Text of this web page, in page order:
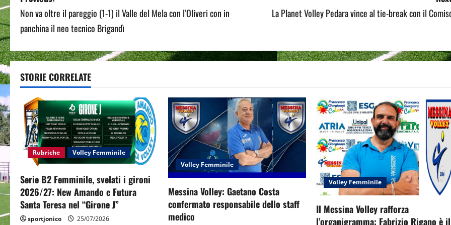
o
t
n
a
v
i
a
t
Non va oltre il pareggio (1-1) il Valle del Mela con l’Oliveri con in
panchina il neo tecnico Brigandì
La Planet Volley Pedara vince al tie-break con il
STORIE CORRELATE
Rubriche Volley Femminile
Serie B2 Femminile, svelati i gironi
2026/27: New Amando e Futura
Santa Teresa nel “Girone J”
sportjonico 25/07/2026
Volley Femminile
Messina Volley: Gaetano Costa
confermato responsabile dello staff
medico
Volley Femminile
Il Messina Volley rafforza
l’organigramma: Fabrizio Rigano è il